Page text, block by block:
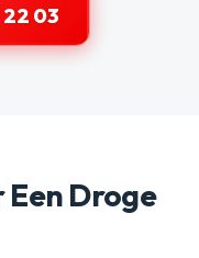
22 03
Een Droge